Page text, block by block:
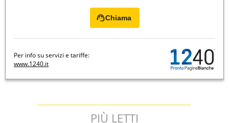
Chiama
Per info su servizi e tariffe:
www.1240.it
PIÙ LETTI